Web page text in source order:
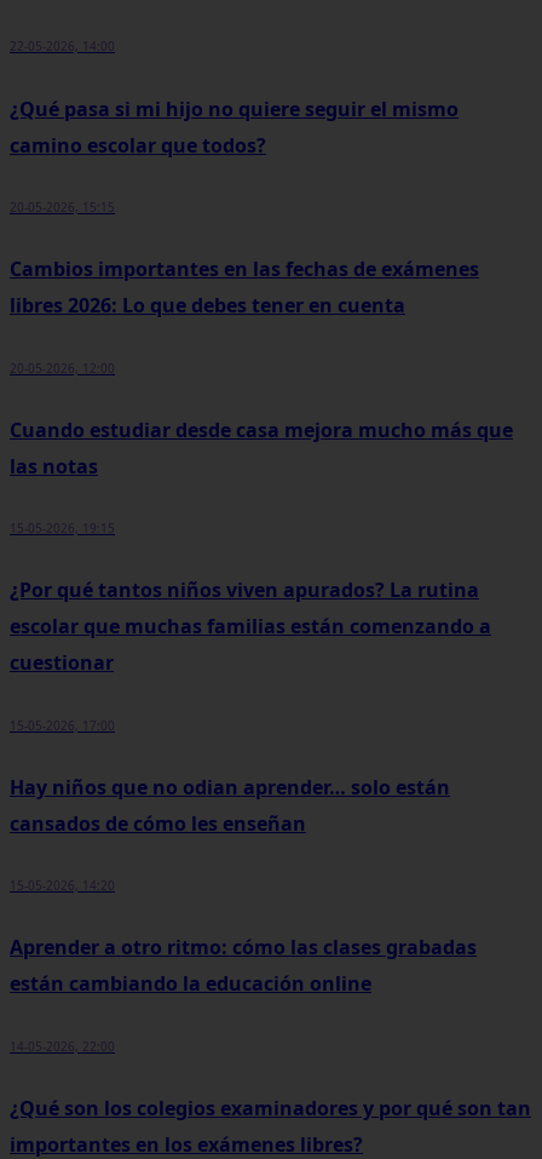
22-05-2026, 14:00
¿Qué pasa si mi hijo no quiere seguir el mismo
camino escolar que todos?
20-05-2026, 15:15
Cambios importantes en las fechas de exámenes
libres 2026: Lo que debes tener en cuenta
20-05-2026, 12:00
Cuando estudiar desde casa mejora mucho más que
las notas
15-05-2026, 19:15
¿Por qué tantos niños viven apurados? La rutina
escolar que muchas familias están comenzando a
cuestionar
15-05-2026, 17:00
Hay niños que no odian aprender… solo están
cansados de cómo les enseñan
15-05-2026, 14:20
Aprender a otro ritmo: cómo las clases grabadas
están cambiando la educación online
14-05-2026, 22:00
¿Qué son los colegios examinadores y por qué son tan
importantes en los exámenes libres?